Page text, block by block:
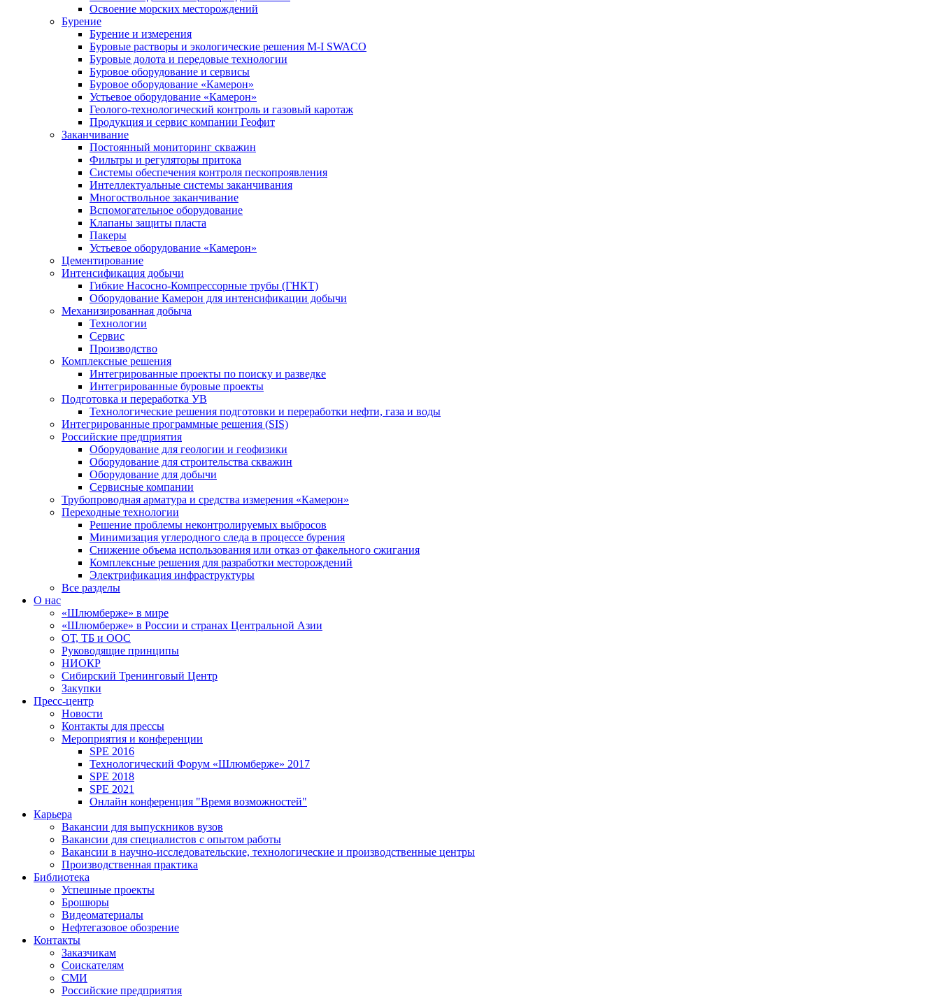
Освоение морских месторождений
Бурение
Бурение и измерения
Буровые растворы и экологические решения M-I SWACO
Буровые долота и передовые технологии
Буровое оборудование и сервисы
Буровое оборудование «Камерон»
Устьевое оборудование «Камерон»
Геолого-технологический контроль и газовый каротаж
Продукция и сервис компании Геофит
Заканчивание
Постоянный мониторинг скважин
Фильтры и регуляторы притока
Cистемы обеспечения контроля пескопроявления
Интеллектуальные системы заканчивания
Многоствольное заканчивание
Вспомогательное оборудование
Клапаны защиты пласта
Пакеры
Устьевое оборудование «Камерон»
Цементирование
Интенсификация добычи
Гибкие Насосно-Компрессорные трубы (ГНКТ)
Оборудование Камерон для интенсификации добычи
Механизированная добыча
Технологии
Сервис
Производство
Комплексные решения
Интегрированные проекты по поиску и разведке
Интегрированные буровые проекты
Подготовка и переработка УВ
Технологические решения подготовки и переработки нефти, газа и воды
Интегрированные программные решения (SIS)
Российские предприятия
Оборудование для геологии и геофизики
Оборудование для строительства скважин
Оборудование для добычи
Сервисные компании
Трубопроводная арматура и средства измерения «Камерон»
Переходные технологии
Решение проблемы неконтролируемых выбросов
Минимизация углеродного следа в процессе бурения
Снижение объема использования или отказ от факельного сжигания
Комплексные решения для разработки месторождений
Электрификация инфраструктуры
Все разделы
О нас
«Шлюмберже» в мире
«Шлюмберже» в России и странах Центральной Азии
ОТ, ТБ и ООС
Руководящие принципы
НИОКР
Сибирский Тренинговый Центр
Закупки
Пресс-центр
Новости
Контакты для прессы
Мероприятия и конференции
SPE 2016
Технологический Форум «Шлюмберже» 2017
SPE 2018
SPE 2021
Онлайн конференция "Время возможностей"
Карьера
Вакансии для выпускников вузов
Вакансии для специалистов с опытом работы
Вакансии в научно-исследовательские, технологические и производственные центры
Производственная практика
Библиотека
Успешные проекты
Брошюры
Видеоматериалы
Нефтегазовое обозрение
Контакты
Заказчикам
Соискателям
СМИ
Российские предприятия